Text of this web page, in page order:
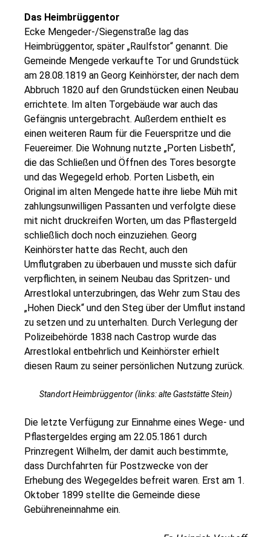
Das Heimbrüggentor
Ecke Mengeder-/Siegenstraße lag das
Heimbrüggentor, später „Raulfstor“ genannt. Die
Gemeinde Mengede verkaufte Tor und Grundstück
am 28.08.1819 an Georg Keinhörster, der nach dem
Abbruch 1820 auf den Grundstücken einen Neubau
errichtete. Im alten Torgebäude war auch das
Gefängnis untergebracht. Außerdem enthielt es
einen weiteren Raum für die Feuerspritze und die
Feuereimer. Die Wohnung nutzte „Porten Lisbeth“,
die das Schließen und Öffnen des Tores besorgte
und das Wegegeld erhob. Porten Lisbeth, ein
Original im alten Mengede hatte ihre liebe Müh mit
zahlungsunwilligen Passanten und verfolgte diese
mit nicht druckreifen Worten, um das Pflastergeld
schließlich doch noch einzuziehen. Georg
Keinhörster hatte das Recht, auch den
Umflutgraben zu überbauen und musste sich dafür
verpflichten, in seinem Neubau das Spritzen- und
Arrestlokal unterzubringen, das Wehr zum Stau des
„Hohen Dieck“ und den Steg über der Umflut instand
zu setzen und zu unterhalten. Durch Verlegung der
Polizeibehörde 1838 nach Castrop wurde das
Arrestlokal entbehrlich und Keinhörster erhielt
diesen Raum zu seiner persönlichen Nutzung zurück.
Standort Heimbrüggentor (links: alte Gaststätte Stein)
Die letzte Verfügung zur Einnahme eines Wege- und
Pflastergeldes erging am 22.05.1861 durch
Prinzregent Wilhelm, der damit auch bestimmte,
dass Durchfahrten für Postzwecke von der
Erhebung des Wegegeldes befreit waren. Erst am 1.
Oktober 1899 stellte die Gemeinde diese
Gebühreneinnahme ein.